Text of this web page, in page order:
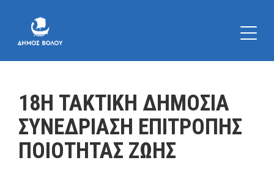
18Η ΤΑΚΤΙΚΗ ΔΗΜΟΣΙΑ
ΣΥΝΕΔΡΙΑΣΗ ΕΠΙΤΡΟΠΗΣ
ΠΟΙΟΤΗΤΑΣ ΖΩΗΣ